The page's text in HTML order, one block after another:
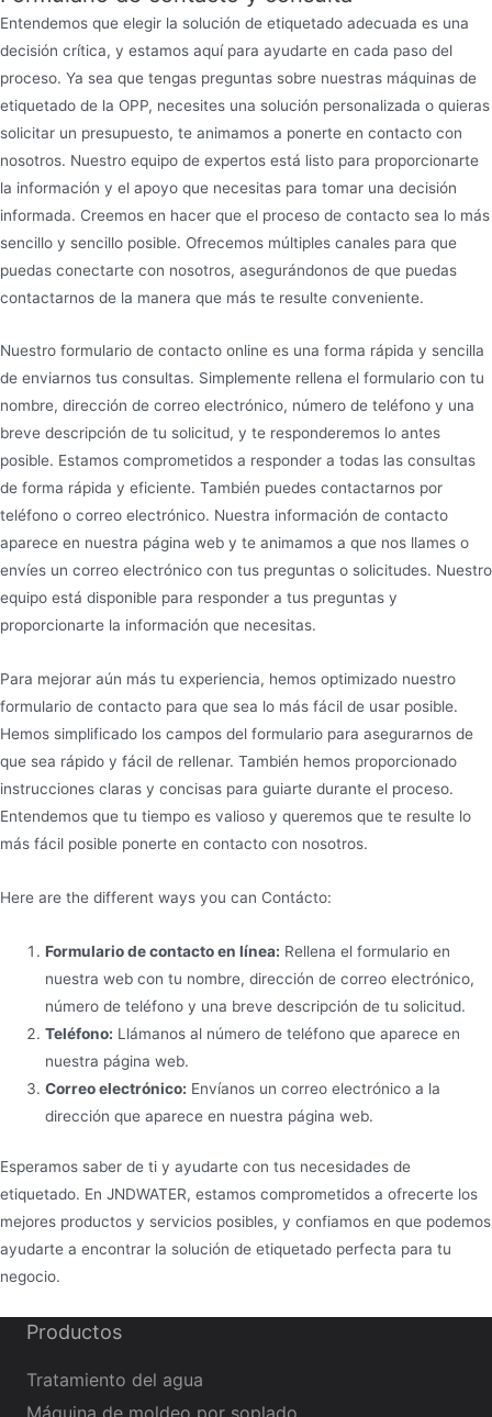
Entendemos que elegir la solución de etiquetado adecuada es una
decisión crítica, y estamos aquí para ayudarte en cada paso del
proceso. Ya sea que tengas preguntas sobre nuestras máquinas de
etiquetado de la OPP, necesites una solución personalizada o quieras
solicitar un presupuesto, te animamos a ponerte en contacto con
nosotros. Nuestro equipo de expertos está listo para proporcionarte
la información y el apoyo que necesitas para tomar una decisión
informada. Creemos en hacer que el proceso de contacto sea lo más
sencillo y sencillo posible. Ofrecemos múltiples canales para que
puedas conectarte con nosotros, asegurándonos de que puedas
contactarnos de la manera que más te resulte conveniente.
Nuestro formulario de contacto online es una forma rápida y sencilla
de enviarnos tus consultas. Simplemente rellena el formulario con tu
nombre, dirección de correo electrónico, número de teléfono y una
breve descripción de tu solicitud, y te responderemos lo antes
posible. Estamos comprometidos a responder a todas las consultas
de forma rápida y eficiente. También puedes contactarnos por
teléfono o correo electrónico. Nuestra información de contacto
aparece en nuestra página web y te animamos a que nos llames o
envíes un correo electrónico con tus preguntas o solicitudes. Nuestro
equipo está disponible para responder a tus preguntas y
proporcionarte la información que necesitas.
Para mejorar aún más tu experiencia, hemos optimizado nuestro
formulario de contacto para que sea lo más fácil de usar posible.
Hemos simplificado los campos del formulario para asegurarnos de
que sea rápido y fácil de rellenar. También hemos proporcionado
instrucciones claras y concisas para guiarte durante el proceso.
Entendemos que tu tiempo es valioso y queremos que te resulte lo
más fácil posible ponerte en contacto con nosotros.
Here are the different ways you can Contácto:
Formulario de contacto en línea: Rellena el formulario en
nuestra web con tu nombre, dirección de correo electrónico,
número de teléfono y una breve descripción de tu solicitud.
Teléfono: Llámanos al número de teléfono que aparece en
nuestra página web.
Correo electrónico: Envíanos un correo electrónico a la
dirección que aparece en nuestra página web.
Esperamos saber de ti y ayudarte con tus necesidades de
etiquetado. En JNDWATER, estamos comprometidos a ofrecerte los
mejores productos y servicios posibles, y confiamos en que podemos
ayudarte a encontrar la solución de etiquetado perfecta para tu
negocio.
Productos
Tratamiento del agua
Máquina de moldeo por soplado